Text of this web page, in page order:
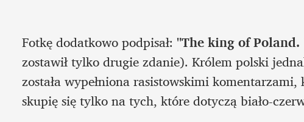
Fotkę dodatkowo podpisał: "The king of
zostawił tylko drugie zdanie). Królem polski
została wypełniona rasistowskimi
skupię się tylko na tych, które dotyczą biało-